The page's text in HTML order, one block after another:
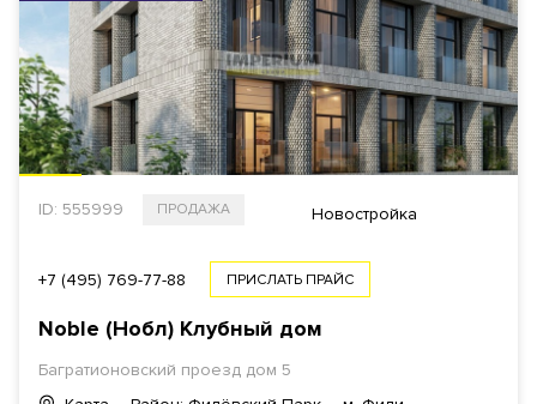
ID: 555999 ПРОДАЖА Новостройка
+7 (495) 769-77-88 ПРИСЛАТЬ ПРАЙС
Noble (Нобл) Клубный дом
Багратионовский проезд дом 5